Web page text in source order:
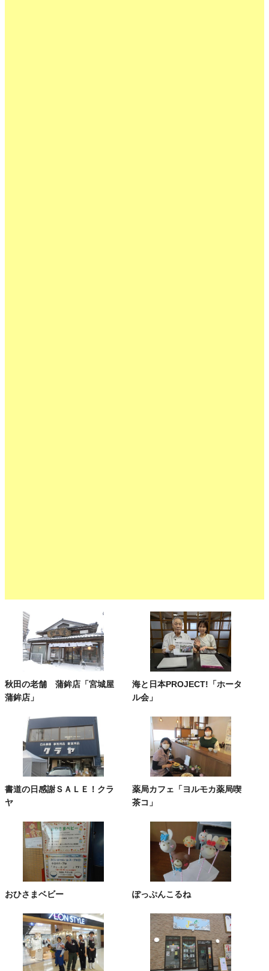
秋田の老舗 蒲鉾店「宮城屋
蒲鉾店」
海と日本PROJECT!「ホータ
ル会」
書道の日感謝ＳＡＬＥ！クラ
ヤ
薬局カフェ「ヨルモカ薬局喫
茶コ」
おひさまベビー ぽっぷんこるね